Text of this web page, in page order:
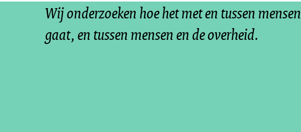
Wij onderzoeken hoe het met en tussen mensen
gaat, en tussen mensen en de overheid.